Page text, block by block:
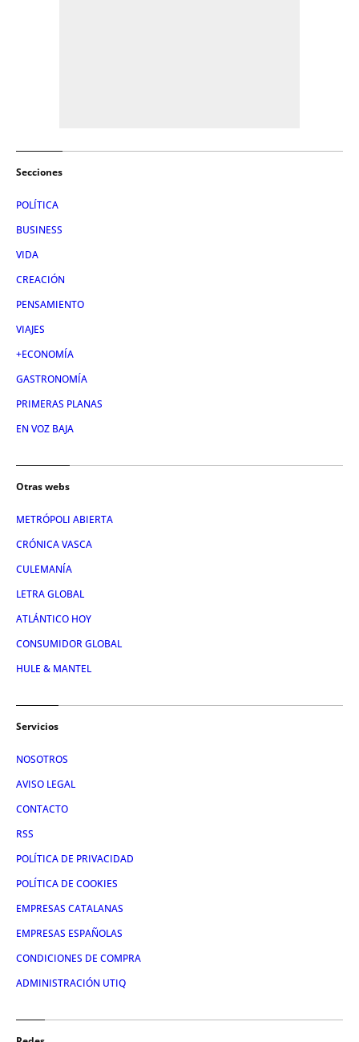
Secciones
POLÍTICA
BUSINESS
VIDA
CREACIÓN
PENSAMIENTO
VIAJES
+ECONOMÍA
GASTRONOMÍA
PRIMERAS PLANAS
EN VOZ BAJA
Otras webs
METRÓPOLI ABIERTA
CRÓNICA VASCA
CULEMANÍA
LETRA GLOBAL
ATLÁNTICO HOY
CONSUMIDOR GLOBAL
HULE & MANTEL
Servicios
NOSOTROS
AVISO LEGAL
CONTACTO
RSS
POLÍTICA DE PRIVACIDAD
POLÍTICA DE COOKIES
EMPRESAS CATALANAS
EMPRESAS ESPAÑOLAS
CONDICIONES DE COMPRA
ADMINISTRACIÓN UTIQ